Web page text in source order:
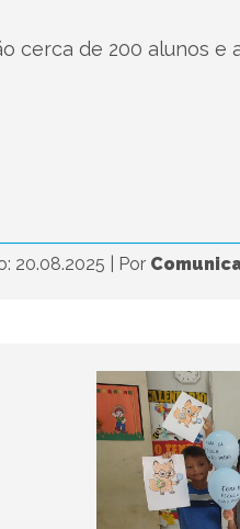
cerca de 200 alunos e
20.08.2025 Por